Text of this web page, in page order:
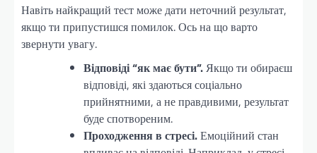
Навіть найкращий тест може дати неточний результат,
якщо ти припустишся помилок. Ось на що варто
звернути увагу.
Відповіді “як має бути”.Якщо ти обираєш
відповіді, які здаються соціально
прийнятними, а не правдивими, результат
буде спотвореним.
Проходження в стресі.Емоційний стан